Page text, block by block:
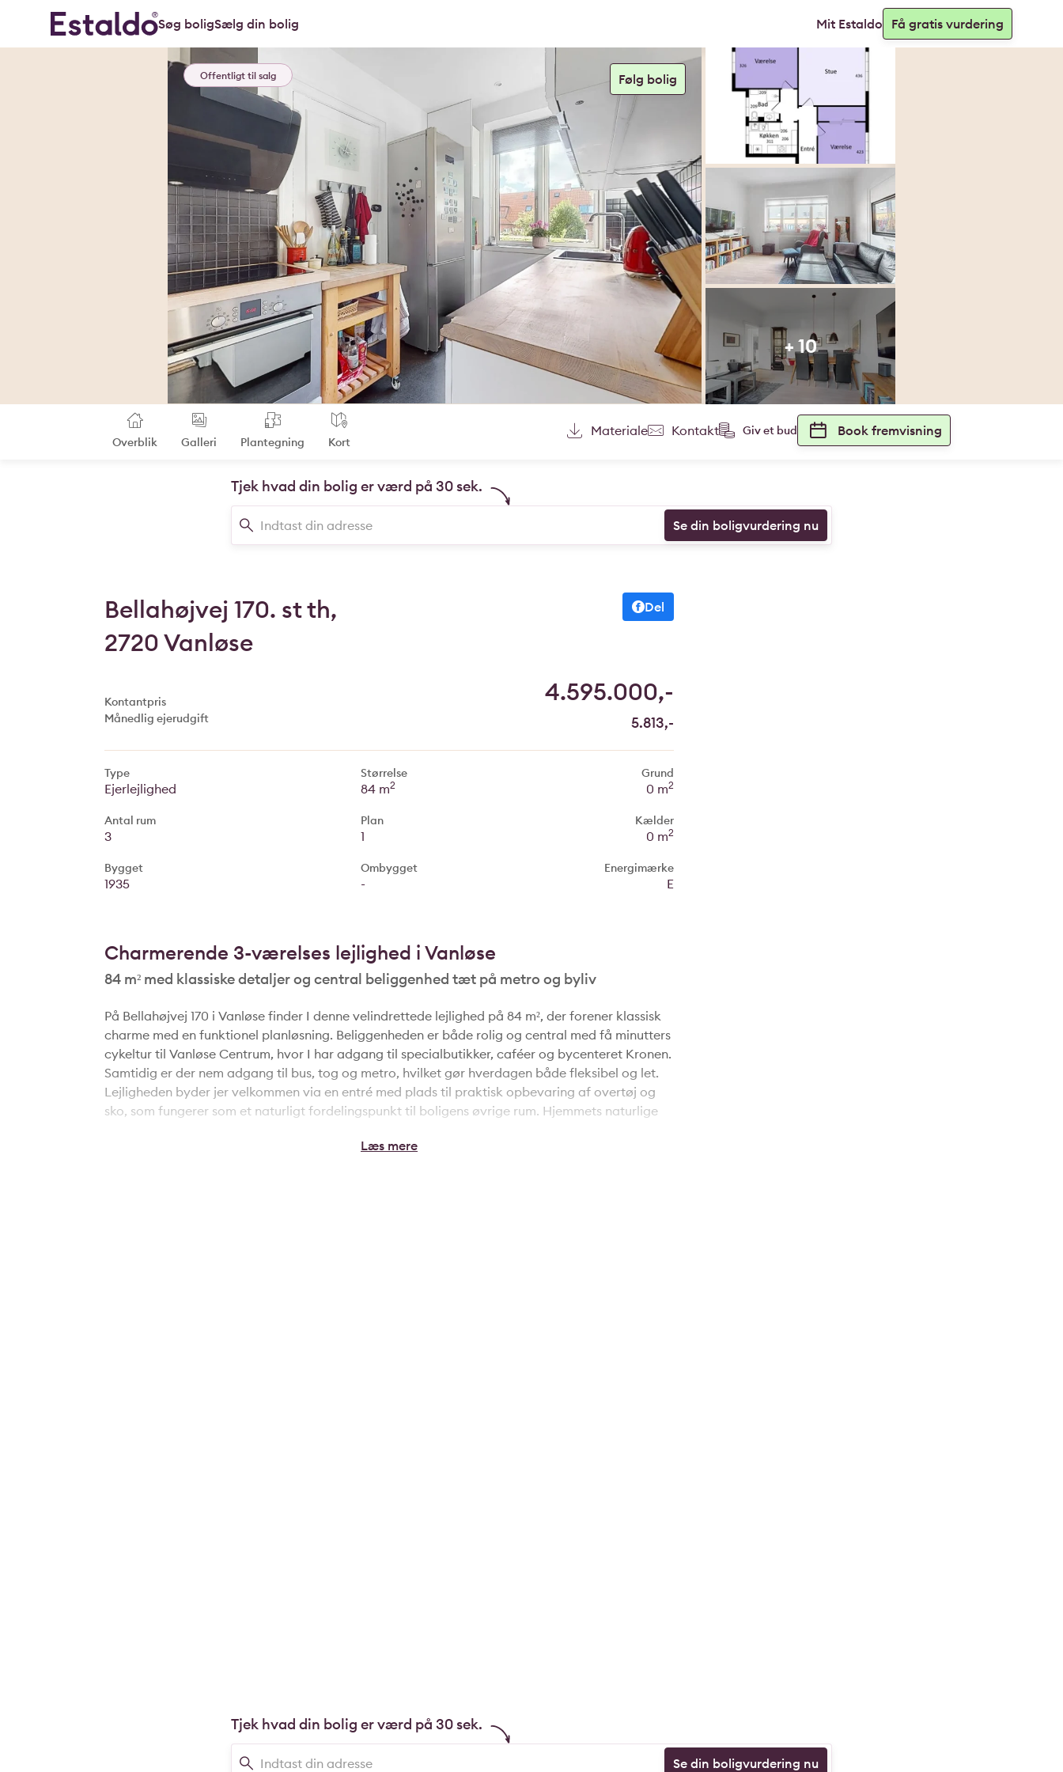
Søg boligSælg din bolig Mit Estaldo Få gratis vurdering
Offentligt til salg
+ 10
Overblik Galleri Plantegning Kort
Materiale Kontakt Giv et bud Book fremvisning
Tjek hvad din bolig er værd på 30 sek.
Se din boligvurdering nu
Bellahøjvej 170. st th,
2720 Vanløse
Del
Kontantpris 4.595.000,-
Månedlig ejerudgift 5.813,-
Type
Ejerlejlighed
Antal rum
3
Bygget
1935
Størrelse
84 m2
Plan
1
Ombygget
-
Grund
0 m2
Kælder
0 m2
Energimærke
E
Charmerende 3-værelses lejlighed i Vanløse
84 m² med klassiske detaljer og central beliggenhed tæt på metro og byliv
På Bellahøjvej 170 i Vanløse finder I denne velindrettede lejlighed på 84 m², der forener klassisk
charme med en funktionel planløsning. Beliggenheden er både rolig og central med få minutters
cykeltur til Vanløse Centrum, hvor I har adgang til specialbutikker, caféer og bycenteret Kronen.
Samtidig er der nem adgang til bus, tog og metro, hvilket gør hverdagen både fleksibel og let.
Lejligheden byder jer velkommen via en entré med plads til praktisk opbevaring af overtøj og
sko, som fungerer som et naturligt fordelingspunkt til boligens øvrige rum. Hjemmets naturlige
indbydende atmosfære. De gode lysindfald og rummets størrelse giver oplagte muligheder for
Tjek hvad din bolig er værd på 30 sek.
Se din boligvurdering nu